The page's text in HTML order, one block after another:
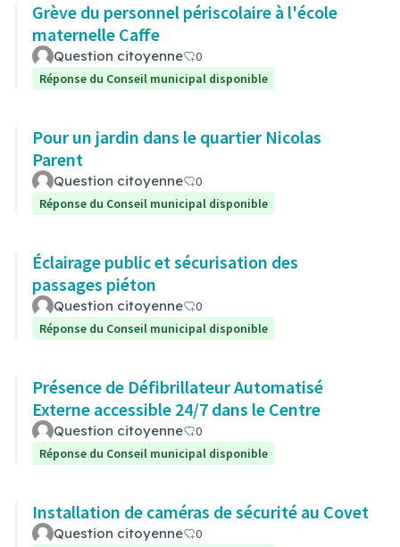
Grève du personnel périscolaire à l'école
maternelle Caffe
Question citoyenne
0
Réponse du Conseil municipal disponible
Pour un jardin dans le quartier Nicolas
Parent
Question citoyenne
0
Réponse du Conseil municipal disponible
Éclairage public et sécurisation des
passages piéton
Question citoyenne
0
Réponse du Conseil municipal disponible
Présence de Défibrillateur Automatisé
Externe accessible 24/7 dans le Centre
Question citoyenne
0
Réponse du Conseil municipal disponible
Installation de caméras de sécurité au Covet
Question citoyenne
0